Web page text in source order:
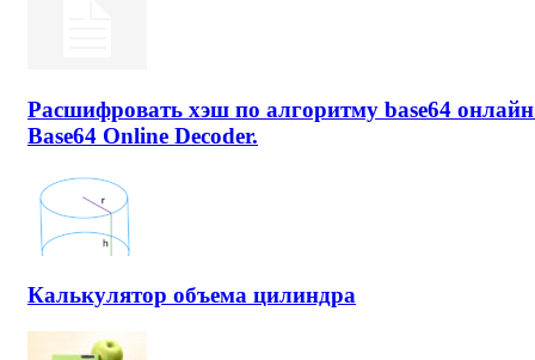
Расшифровать хэш по алгоритму base64
Base64 Online Decoder.
Калькулятор объема цилиндра